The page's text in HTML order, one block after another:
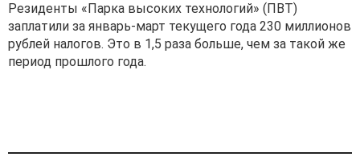
Резиденты «Парка высоких технологий» (ПВТ)
заплатили за январь-март текущего года 230 миллионов
рублей налогов. Это в 1,5 раза больше, чем за такой же
период прошлого года.